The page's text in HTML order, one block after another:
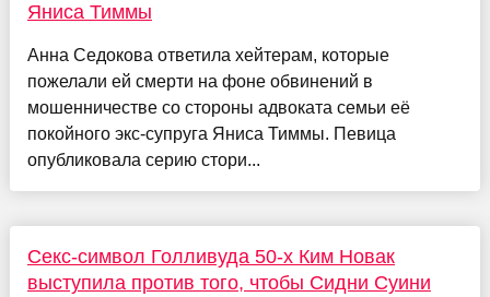
Яниса Тиммы
Анна Седокова ответила хейтерам, которые
пожелали ей смерти на фоне обвинений в
мошенничестве со стороны адвоката семьи её
покойного экс-супруга Яниса Тиммы. Певица
опубликовала серию стори...
Секс-символ Голливуда 50-х Ким Новак
выступила против того, чтобы Сидни Суини